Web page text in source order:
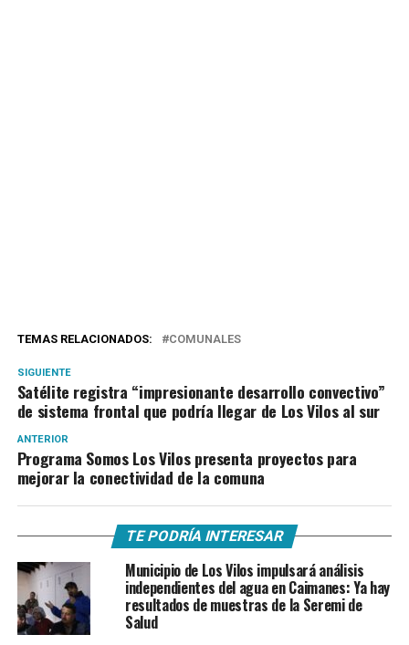
TEMAS RELACIONADOS: COMUNALES
SIGUIENTE
Satélite registra “impresionante desarrollo convectivo”
de sistema frontal que podría llegar de Los Vilos al sur
ANTERIOR
Programa Somos Los Vilos presenta proyectos para
mejorar la conectividad de la comuna
TE PODRÍA INTERESAR
Municipio de Los Vilos impulsará análisis
independientes del agua en Caimanes: Ya hay
resultados de muestras de la Seremi de
Salud